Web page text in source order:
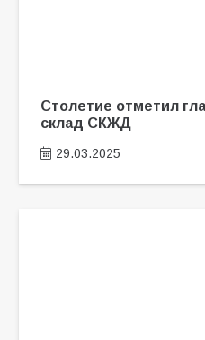
Столетие отметил
склад СКЖД
29.03.2025